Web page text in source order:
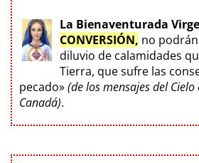
La Bienaventurada
CONVERSIÓN, no
diluvio de calamidades
Tierra, que sufre las
pecado»(de los mensajes del
Canadá).